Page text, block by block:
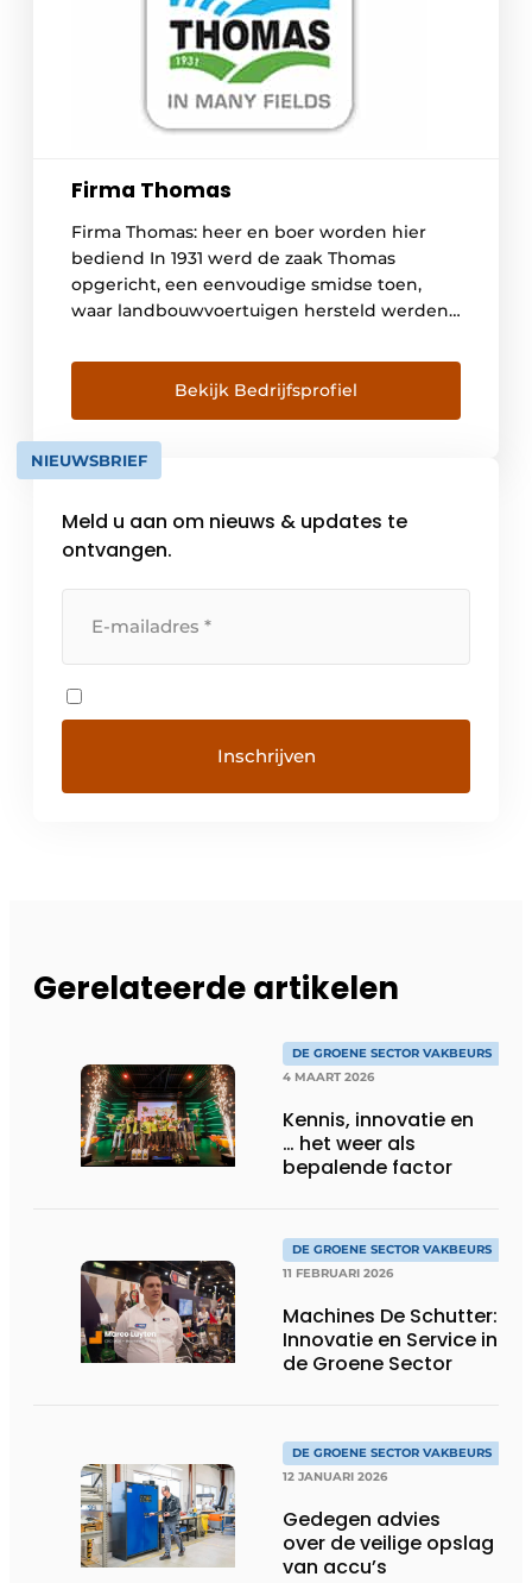
Firma Thomas
Firma Thomas: heer en boer worden hier
bediend In 1931 werd de zaak Thomas
opgericht, een eenvoudige smidse toen,
waar landbouwvoertuigen hersteld werden.
Frank en Johan die het bedrijf leiden,
gespecialiseerd in de distributie van land- en
tuinbouwmachines. Toen grootvader
Thomas in 1931 begon als boerensmid, had
hij […]
Bekijk Bedrijfsprofiel
NIEUWSBRIEF
Meld u aan om nieuws & updates te
ontvangen.
Gerelateerde artikelen
DE GROENE SECTOR VAKBEURS
4 MAART 2026
Kennis, innovatie en
… het weer als
bepalende factor
DE GROENE SECTOR VAKBEURS
11 FEBRUARI 2026
Machines De Schutter:
Innovatie en Service in
de Groene Sector
DE GROENE SECTOR VAKBEURS
12 JANUARI 2026
Gedegen advies
over de veilige opslag
van accu’s